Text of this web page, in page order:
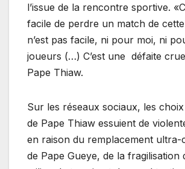
l’issue de la rencontre sportive.
facile de perdre un match de
n’est pas facile, ni pour moi, ni
joueurs (…) C’est une défaite
Pape Thiaw.
Sur les réseaux sociaux, les
de Pape Thiaw essuient de
en raison du remplacement ultra-
de Pape Gueye, de la fragilisation